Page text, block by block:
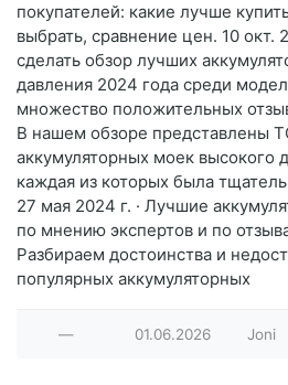
покупателей: какие лучше
выбрать, сравнение цен. 10 окт.
сделать обзор лучших
давления 2024 года среди
множество положительных
В нашем обзоре представлены
аккумуляторных моек высокого
каждая из которых была
27 мая 2024 г. · Лучшие
по мнению экспертов и по
Разбираем достоинства и
популярных аккумуляторных
— 01.06.2026 Joni